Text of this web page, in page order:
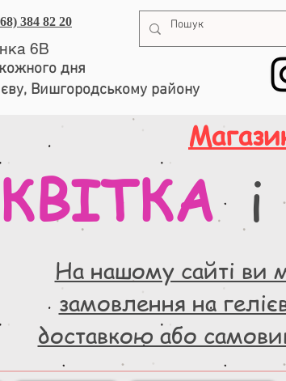
384 82 20
6В
дня
Вишгородському району
КВІТКА і
На нашому сайті ви
замовлення на
доставкою або